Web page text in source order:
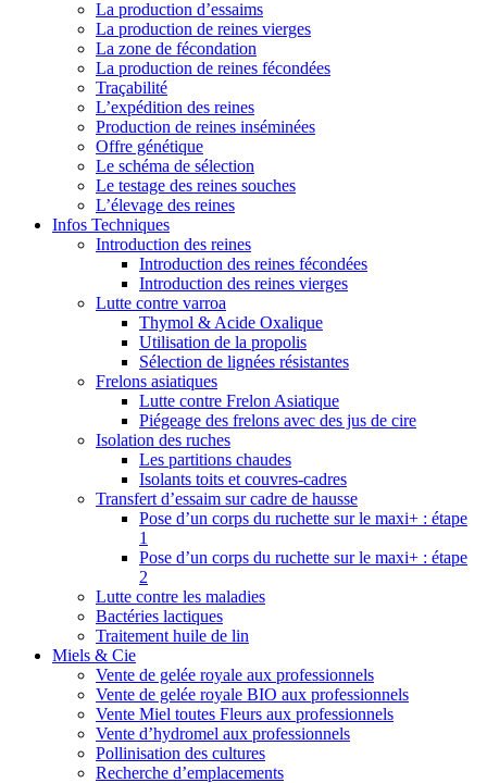
La production d’essaims
La production de reines vierges
La zone de fécondation
La production de reines fécondées
Traçabilité
L’expédition des reines
Production de reines inséminées
Offre génétique
Le schéma de sélection
Le testage des reines souches
L’élevage des reines
Infos Techniques
Introduction des reines
Introduction des reines fécondées
Introduction des reines vierges
Lutte contre varroa
Thymol & Acide Oxalique
Utilisation de la propolis
Sélection de lignées résistantes
Frelons asiatiques
Lutte contre Frelon Asiatique
Piégeage des frelons avec des jus de cire
Isolation des ruches
Les partitions chaudes
Isolants toits et couvres-cadres
Transfert d’essaim sur cadre de hausse
Pose d’un corps du ruchette sur le maxi+ : étape
1
Pose d’un corps du ruchette sur le maxi+ : étape
2
Lutte contre les maladies
Bactéries lactiques
Traitement huile de lin
Miels & Cie
Vente de gelée royale aux professionnels
Vente de gelée royale BIO aux professionnels
Vente Miel toutes Fleurs aux professionnels
Vente d’hydromel aux professionnels
Pollinisation des cultures
Recherche d’emplacements